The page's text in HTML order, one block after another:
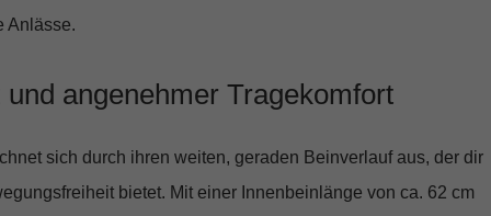
Anlässe.
angenehmer Tragekomfort
sich durch ihren weiten, geraden Beinverlauf aus, der dir
bietet. Mit einer Innenbeinlänge von ca. 62 cm